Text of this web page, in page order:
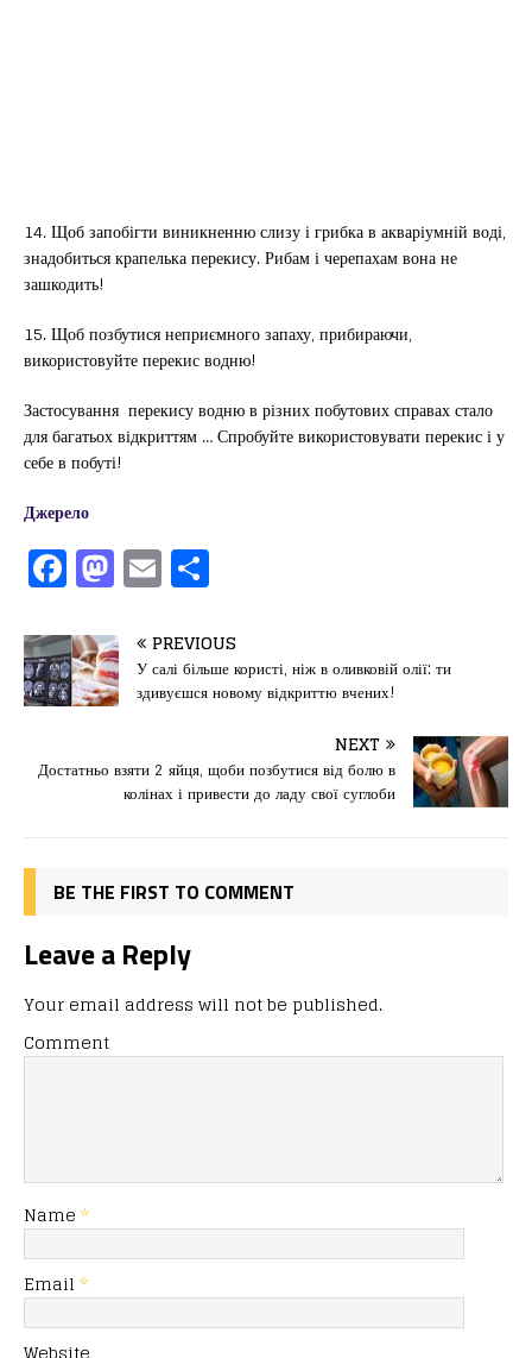
14. Щоб запобігти виникненню слизу і грибка в акваріумній воді,
знадобиться крапелька перекису. Рибам і черепахам вона не
зашкодить!
15. Щоб позбутися неприємного запаху, прибираючи,
використовуйте перекис водню!
Застосування перекису водню в різних побутових справах стало
для багатьох відкриттям … Спробуйте використовувати перекис і у
себе в побуті!
Джерело
F
a
c
e
b
o
o
M
a
st
o
d
o
n
E
m
ai
l
іл
и
т
ис
я
PREVIOUS
У салі більше користі, ніж в оливковій олії: ти
здивуєшся новому відкриттю вчених!
NEXT
Достатньо взяти 2 яйця, щоби позбутися від болю в
колінах і привести до ладу свої суглоби
BE THE FIRST TO COMMENT
Leave a Reply
Your email address will not be published.
Comment
Name *
Email *